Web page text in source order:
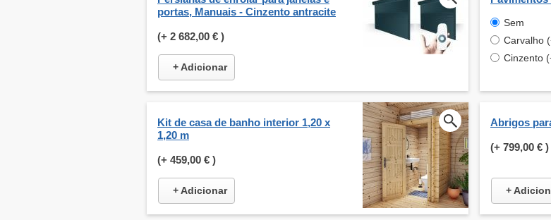
portas, Manuais - Cinzento antracite
(+ 2 682,00 € )
+ Adicionar
Sem
Carvalho
Cinzento
Kit de casa de banho interior 1,20 x
1,20 m
(+ 459,00 € )
+ Adicionar
Abrigos
(+ 799,00 € )
+